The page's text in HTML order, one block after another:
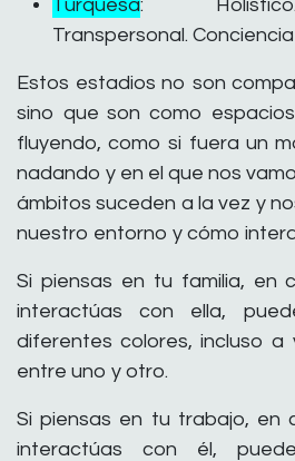
Turquesa:
Transpersonal.
Estos estadios no son
sino que son como
fluyendo, como si fuera un
nadando y en el que nos
ámbitos suceden a la vez y
nuestro entorno y cómo
Si piensas en tu familia, en
interactúas con ella,
diferentes colores, incluso a
entre uno y otro.
Si piensas en tu trabajo, en
interactúas con él,